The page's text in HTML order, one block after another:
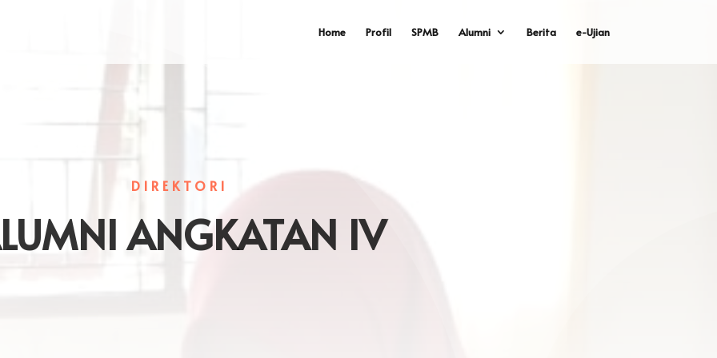
Home Profil SPMB Alumni Berita e-Ujian
DIREKTORI
ANGKATAN IV